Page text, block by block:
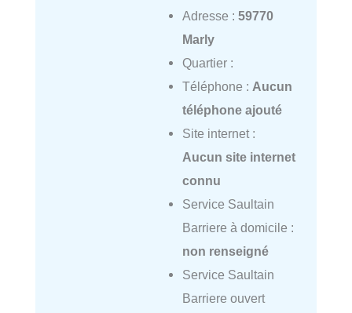
Adresse : 59770
Marly
Quartier :
Téléphone : Aucun
téléphone ajouté
Site internet :
Aucun site internet
connu
Service Saultain
Barriere à domicile :
non renseigné
Service Saultain
Barriere ouvert